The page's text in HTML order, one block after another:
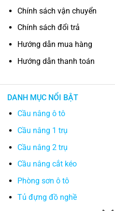
Chính sách vận chuyển
Chính sách đổi trả
Hướng dẫn mua hàng
Hướng dẫn thanh toán
DANH MỤC NỔI BẬT
Cầu nâng ô tô
Cầu nâng 1 trụ
Cầu nâng 2 trụ
Cầu nâng cắt kéo
Phòng sơn ô tô
Tủ đựng đồ nghề